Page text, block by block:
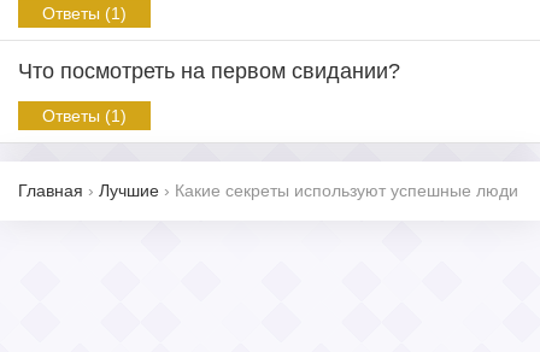
Ответы (1)
Что посмотреть на первом свидании?
Ответы (1)
Главная › Лучшие › Какие секреты используют успешные люди